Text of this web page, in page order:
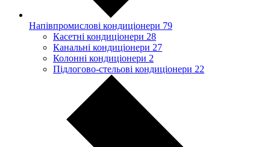
Напівпромислові кондиціонери 79
Касетні кондиціонери 28
Канальні кондиціонери 27
Колонні кондиціонери 2
Підлогово-стельові кондиціонери 22